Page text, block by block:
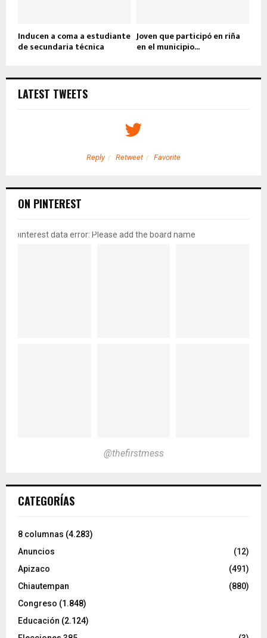
Inducen a coma a estudiante
de secundaria técnica
Joven que participó en riña
en el municipio...
LATEST TWEETS
Reply Retweet Favorite
ON PINTEREST
pinterest data error: Please add the board name
@thefirstmess
CATEGORÍAS
8 columnas (4.283)
Anuncios
(12)
Apizaco
(491)
Chiautempan
(880)
Congreso (1.848)
Educación (2.124)